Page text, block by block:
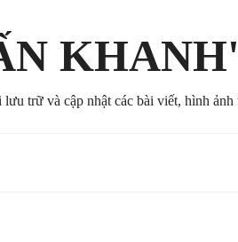
lưu trữ và cập nhật các bài viết, hình